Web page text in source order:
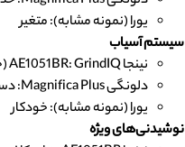
یورا (نمونه مشابه): متغیر
سیستم آسیاب
نینجا AE1051BR: GrindIQ (خودکار)
دلونگی Magnifica Plus: دستی / خودکار
یورا (نمونه مشابه): خودکار
نوشیدنی‌های ویژه